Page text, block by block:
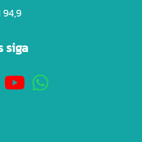
94,9
siga